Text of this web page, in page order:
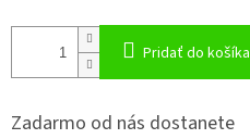
Pridať do košíka
Zadarmo od nás dostanete